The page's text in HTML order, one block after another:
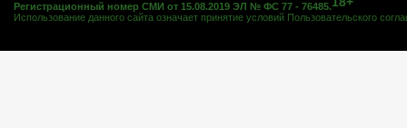
Регистрационный номер СМИ от 15.08.2019 ЭЛ № ФС 77 - 76485.
Использование данного сайта означает принятие условий Пользовательского